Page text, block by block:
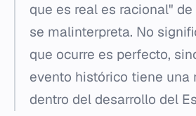
que es real es racional"
se malinterpreta. No
que ocurre es perfecto,
evento histórico tiene una
dentro del desarrollo del